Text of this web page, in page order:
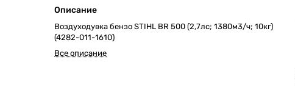
Описание
Воздуходувка бензо STIHL BR 500 (2,7лс; 1380м3/ч; 10кг)
(4282-011-1610)
Все описание